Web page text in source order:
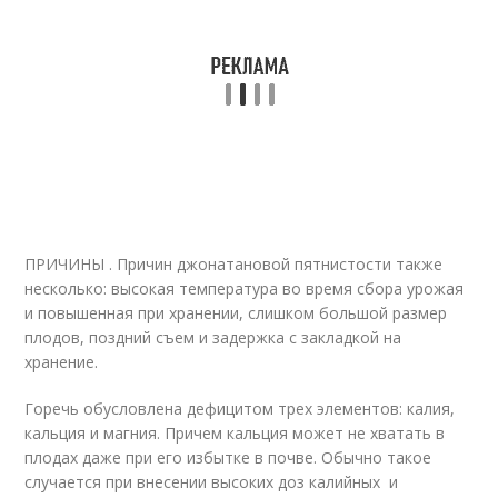
ПРИЧИНЫ . Причин джонатановой пятнистости также
несколько: высокая температура во время сбора урожая
и повышенная при хранении, слишком большой размер
плодов, поздний съем и задержка с закладкой на
хранение.
Горечь обусловлена дефицитом трех элементов: калия,
кальция и магния. Причем кальция может не хватать в
плодах даже при его избытке в почве. Обычно такое
случается при внесении высоких доз калийных и